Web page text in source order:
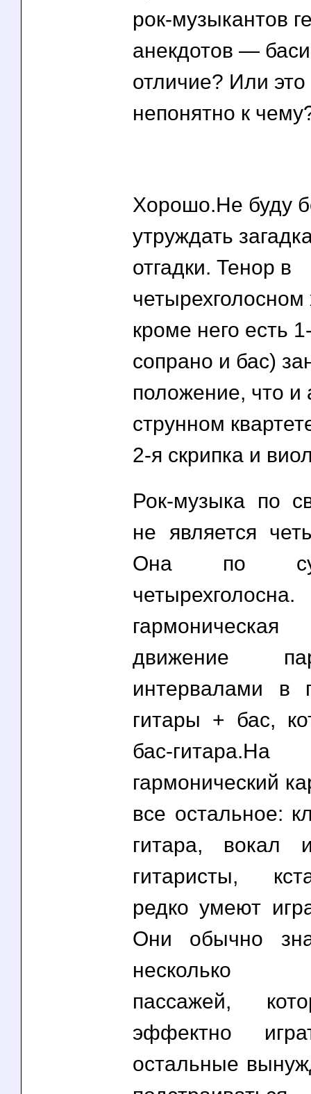
рок-музыкантов
анекдотов —
отличие? Или
непонятно к
Хорошо.Не буду
утруждать
отгадки. Тенор в
четырехголосном
кроме него есть
сопрано и бас)
положение, что и
струнном
2-я скрипка и
Рок-музыка по
не является
Она по
движение
интервалами в
гитары + бас,
бас-
гармонический
все остальное:
гитара, вокал
гитаристы,
редко умеют
Они обычно
несколько
пассажей,
эффектно
остальные